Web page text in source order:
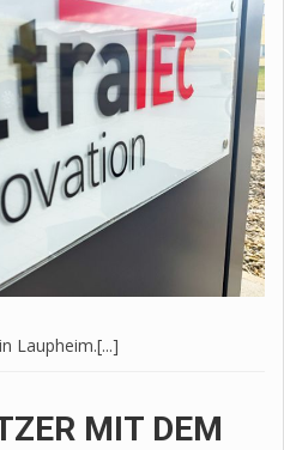
Laupheim.[...]
MIT DEM